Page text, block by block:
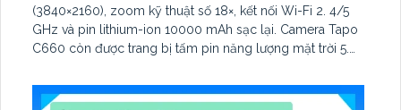
(3840×2160), zoom kỹ thuật số 18×, kết nối Wi-Fi 2. 4/5
GHz và pin lithium-ion 10000 mAh sạc lại. Camera Tapo
C660 còn được trang bị tấm pin năng lượng mặt trời 5.
tiện, lưu trữ thẻ microSD tối đa 512 GB